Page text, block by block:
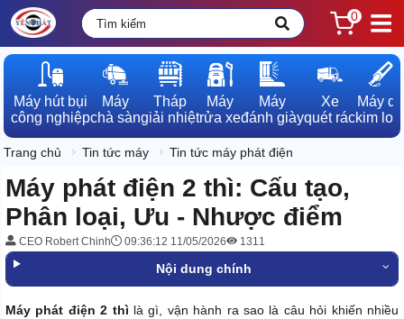
0
Máy hút bụi
công nghiệp
Máy
chà sàn
Tháp
giải nhiệt
Máy
rửa xe
Máy
đánh giày
Xe
quét rác
Máy dò
kim loại
Trang chủ Tin tức máy Tin tức máy phát điện
Máy phát điện 2 thì: Cấu tạo,
Phân loại, Ưu - Nhược điểm
CEO Robert Chinh 09:36:12 11/05/2026 1311
Nội dung chính
Máy phát điện 2 thì là gì, vận hành ra sao là câu hỏi khiến nhiều